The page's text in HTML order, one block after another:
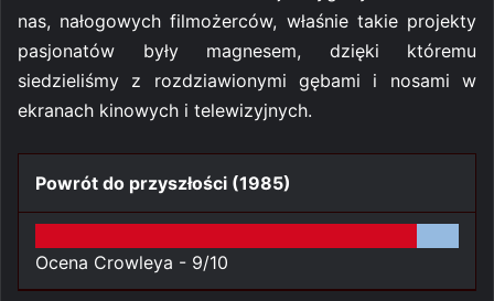
nas, nałogowych filmożerców, właśnie takie projekty
pasjonatów były magnesem, dzięki któremu
siedzieliśmy z rozdziawionymi gębami i nosami w
ekranach kinowych i telewizyjnych.
Powrót do przyszłości (1985)
Ocena Crowleya - 9/10